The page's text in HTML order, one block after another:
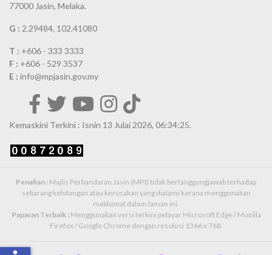
77000 Jasin, Melaka.
G : 2.29484, 102.41080
T : +606 - 333 3333
F : +606 - 529 3537
E : info@mpjasin.gov.my
Kemaskini Terkini : Isnin 13 Julai 2026, 06:34:25.
Penafian : Majlis Perbandaran Jasin (MPJ) tidak bertanggungjawab terhadap
sebarang kehilangan atau kerosakan yang dialami kerana menggunakan
maklumat dalam laman ini.
Paparan Terbaik : Menggunakan versi terkini pelayar Microsoft Edge / Mozilla
Firefox / Google Chrome dengan resolusi 1366 x 768.